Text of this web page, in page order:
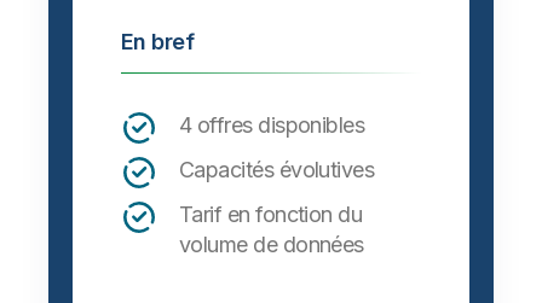
En bref
4 offres disponibles
Capacités évolutives
Tarif en fonction du
volume de données